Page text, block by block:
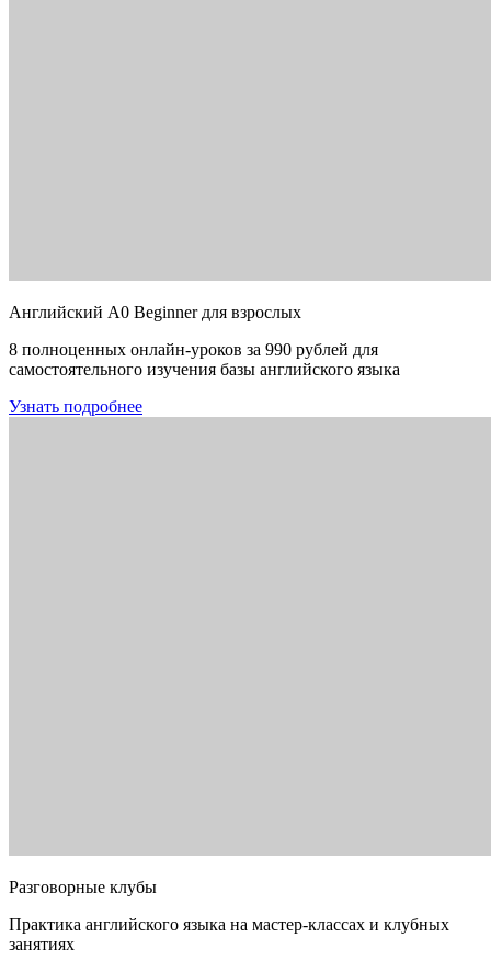
Английский A0 Beginner для взрослых
8 полноценных онлайн-уроков за 990 рублей для
самостоятельного изучения базы английского языка
Узнать подробнее
Разговорные клубы
Практика английского языка на мастер-классах и клубных
занятиях